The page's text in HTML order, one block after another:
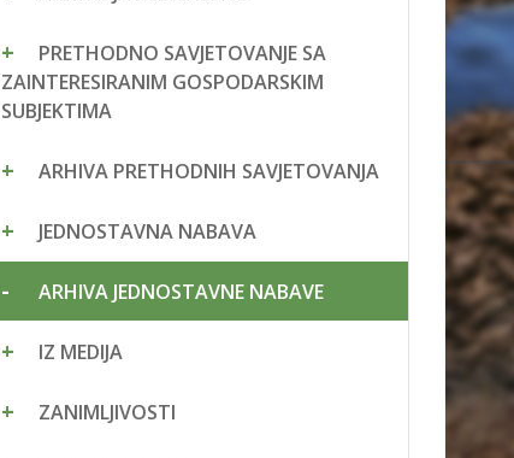
PRETHODNO SAVJETOVANJE SA
ZAINTERESIRANIM GOSPODARSKIM
SUBJEKTIMA
ARHIVA PRETHODNIH SAVJETOVANJA
JEDNOSTAVNA NABAVA
ARHIVA JEDNOSTAVNE NABAVE
IZ MEDIJA
ZANIMLJIVOSTI